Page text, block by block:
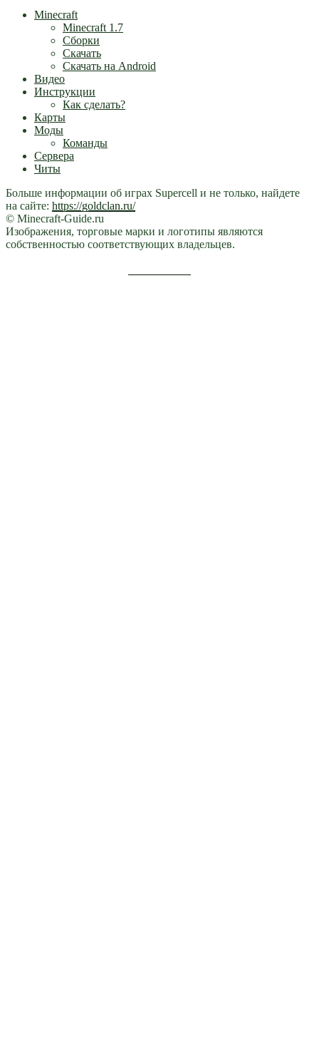
Minecraft
Minecraft 1.7
Сборки
Скачать
Скачать на Android
Видео
Инструкции
Как сделать?
Карты
Моды
Команды
Сервера
Читы
Больше информации об играх Supercell и не только, найдете
на сайте: https://goldclan.ru/
© Minecraft-Guide.ru
Изображения, торговые марки и логотипы являются
собственностью соответствующих владельцев.